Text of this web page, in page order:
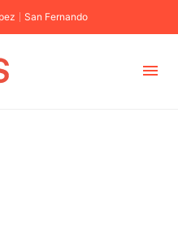
San Fernando